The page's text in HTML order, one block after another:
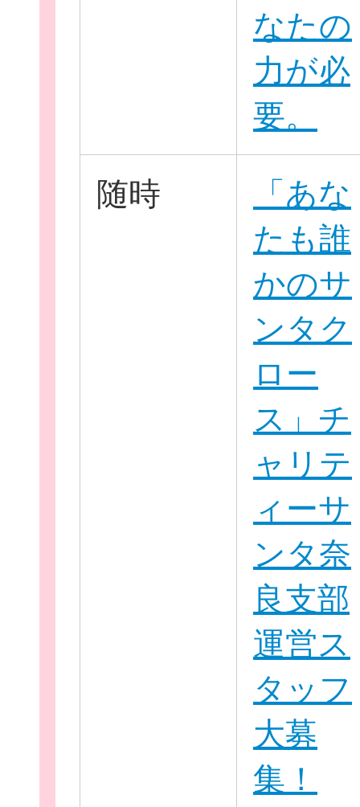
なたの
力が必
要。
随時
「あな
たも誰
かのサ
ンタク
ロー
ス」チ
ャリテ
ィーサ
ンタ奈
良支部
運営ス
タッフ
大募
集！